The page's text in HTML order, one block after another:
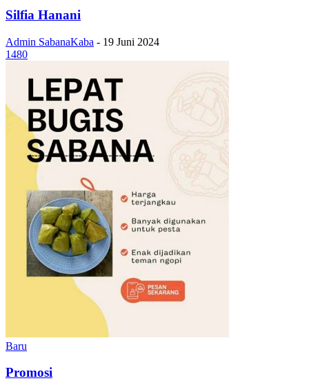
Silfia Hanani
Admin SabanaKaba - 19 Juni 2024
1480
Baru
Promosi